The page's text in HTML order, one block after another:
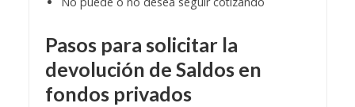
Pasos para solicitar la
devolución de Saldos en
fondos privados